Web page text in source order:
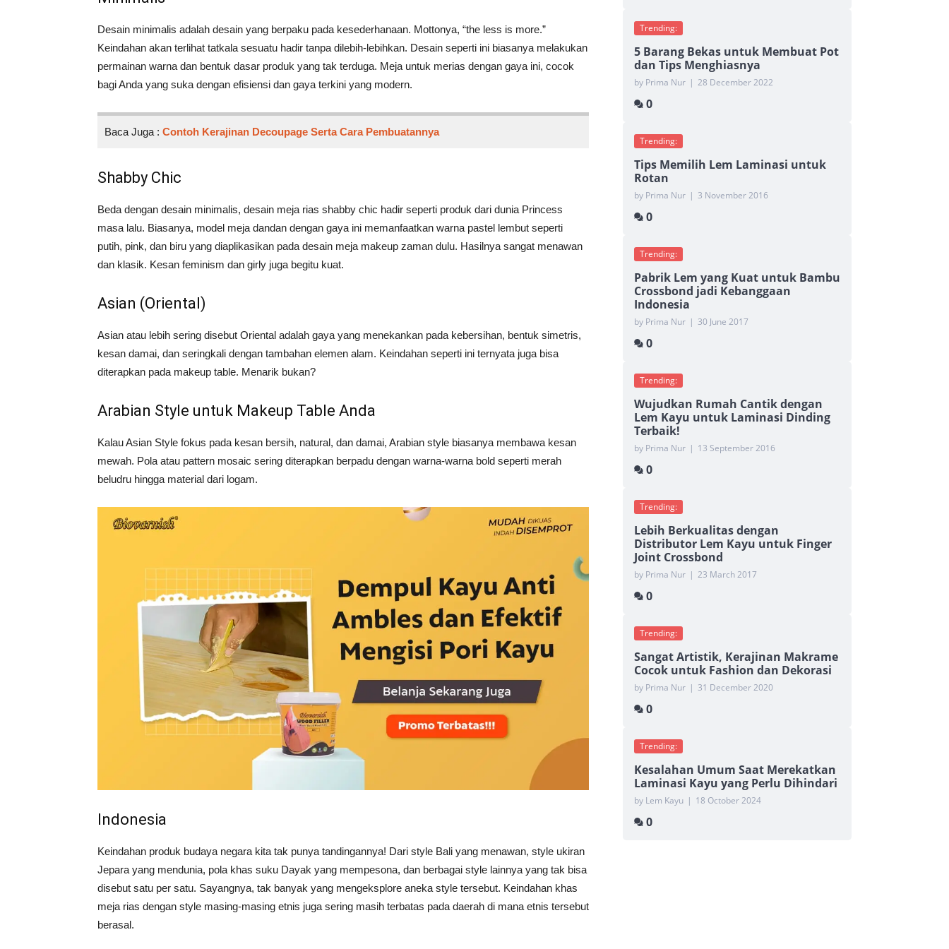
Desain minimalis adalah desain yang berpaku pada kesederhanaan. Mottonya, “the less is more.”
Keindahan akan terlihat tatkala sesuatu hadir tanpa dilebih-lebihkan. Desain seperti ini biasanya melakukan
permainan warna dan bentuk dasar produk yang tak terduga. Meja untuk merias dengan gaya ini, cocok
bagi Anda yang suka dengan efisiensi dan gaya terkini yang modern.
Baca Juga : Contoh Kerajinan Decoupage Serta Cara Pembuatannya
Shabby Chic
Beda dengan desain minimalis, desain meja rias shabby chic hadir seperti produk dari dunia Princess
masa lalu. Biasanya, model meja dandan dengan gaya ini memanfaatkan warna pastel lembut seperti
putih, pink, dan biru yang diaplikasikan pada desain meja makeup zaman dulu. Hasilnya sangat menawan
dan klasik. Kesan feminism dan girly juga begitu kuat.
Asian (Oriental)
Asian atau lebih sering disebut Oriental adalah gaya yang menekankan pada kebersihan, bentuk simetris,
kesan damai, dan seringkali dengan tambahan elemen alam. Keindahan seperti ini ternyata juga bisa
diterapkan pada makeup table. Menarik bukan?
Arabian Style untuk Makeup Table Anda
Kalau Asian Style fokus pada kesan bersih, natural, dan damai, Arabian style biasanya membawa kesan
mewah. Pola atau pattern mosaic sering diterapkan berpadu dengan warna-warna bold seperti merah
beludru hingga material dari logam.
Indonesia
Keindahan produk budaya negara kita tak punya tandingannya! Dari style Bali yang menawan, style ukiran
Jepara yang mendunia, pola khas suku Dayak yang mempesona, dan berbagai style lainnya yang tak bisa
disebut satu per satu. Sayangnya, tak banyak yang mengeksplore aneka style tersebut. Keindahan khas
meja rias dengan style masing-masing etnis juga sering masih terbatas pada daerah di mana etnis tersebut
berasal.
Trending:
5 Barang Bekas untuk Membuat Pot
dan Tips Menghiasnya
by Prima Nur | 28 December 2022
0
Trending:
Tips Memilih Lem Laminasi untuk
Rotan
by Prima Nur | 3 November 2016
0
Trending:
Pabrik Lem yang Kuat untuk Bambu
Crossbond jadi Kebanggaan
Indonesia
by Prima Nur | 30 June 2017
0
Trending:
Wujudkan Rumah Cantik dengan
Lem Kayu untuk Laminasi Dinding
Terbaik!
by Prima Nur | 13 September 2016
0
Trending:
Lebih Berkualitas dengan
Distributor Lem Kayu untuk Finger
Joint Crossbond
by Prima Nur | 23 March 2017
0
Trending:
Sangat Artistik, Kerajinan Makrame
Cocok untuk Fashion dan Dekorasi
by Prima Nur | 31 December 2020
0
Trending:
Kesalahan Umum Saat Merekatkan
Laminasi Kayu yang Perlu Dihindari
by Lem Kayu | 18 October 2024
0